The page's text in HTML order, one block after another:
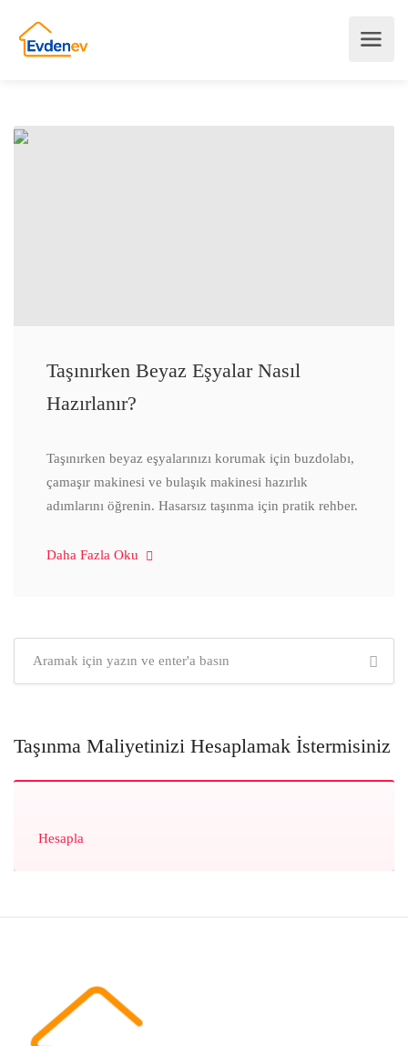
Taşınırken Beyaz Eşyalar Nasıl
Hazırlanır?
Taşınırken beyaz eşyalarınızı korumak için buzdolabı,
çamaşır makinesi ve bulaşık makinesi hazırlık
adımlarını öğrenin. Hasarsız taşınma için pratik rehber.
Daha Fazla Oku
Taşınma Maliyetinizi Hesaplamak İstermisiniz
Hesapla